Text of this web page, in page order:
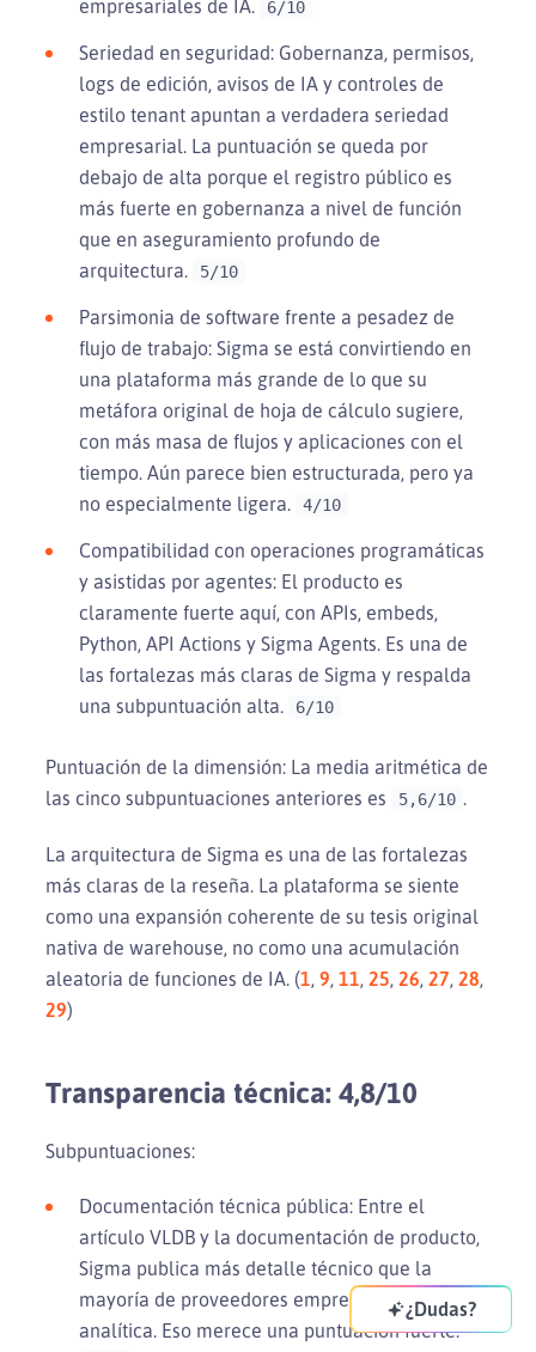
empresariales de IA.
6/10
Seriedad en seguridad: Gobernanza, permisos,
logs de edición, avisos de IA y controles de
estilo tenant apuntan a verdadera seriedad
empresarial. La puntuación se queda por
debajo de alta porque el registro público es
más fuerte en gobernanza a nivel de función
que en aseguramiento profundo de
arquitectura.
5/10
Parsimonia de software frente a pesadez de
flujo de trabajo: Sigma se está convirtiendo en
una plataforma más grande de lo que su
metáfora original de hoja de cálculo sugiere,
con más masa de flujos y aplicaciones con el
tiempo. Aún parece bien estructurada, pero ya
no especialmente ligera.
4/10
Compatibilidad con operaciones programáticas
y asistidas por agentes: El producto es
claramente fuerte aquí, con APIs, embeds,
Python, API Actions y Sigma Agents. Es una de
las fortalezas más claras de Sigma y respalda
una subpuntuación alta.
6/10
Puntuación de la dimensión: La media aritmética de
las cinco subpuntuaciones anteriores es
5,6/10 .
La arquitectura de Sigma es una de las fortalezas
más claras de la reseña. La plataforma se siente
como una expansión coherente de su tesis original
nativa de warehouse, no como una acumulación
aleatoria de funciones de IA. (1, 9, 11, 25, 26, 27, 28,
29)
Transparencia técnica: 4,8/10
Subpuntuaciones:
Documentación técnica pública: Entre el
artículo VLDB y la documentación de producto,
Sigma publica más detalle técnico que la
mayoría de proveedores empresariales de
analítica. Eso merece una puntuación fuerte.
¿Dudas?